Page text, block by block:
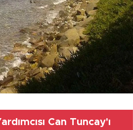
Can Tuncay'ı